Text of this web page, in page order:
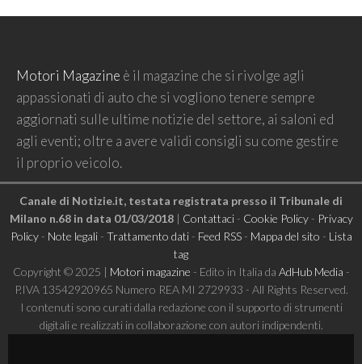
Motori Magazine è il magazine che si rivolge agli
appassionati di auto che si vogliono tenere sempre
aggiornati sulle ultime notizie del settore, ai saloni ed
agli eventi; oltre a avere validi consigli su come gestire
il proprio veicolo.
Canale di Notizie.it, testata registrata presso il Tribunale di
Milano n.68 in data 01/03/2018| Contattaci- Cookie Policy- Privacy
Policy- Note legali- Trattamento dati- Feed RSS- Mappa del sito - Lista
tag
Copyright © 2025 | Motori magazine - Edito in Italia da AdHub Media -
P.IVA 13542920965 Numero REA MI 2729933 - All Rights Reserved.
I contenuti sono curati dalla redazione con il supporto di strumenti
digitali e realizzati in collaborazione con autori indipendenti.